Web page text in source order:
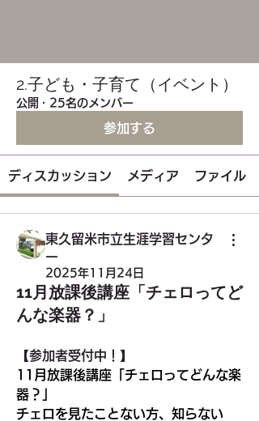
2.子ども・子育て（イベント）
公開 · 25名のメンバー
参加する
ディスカッション メディア ファイル
東久留米市立生涯学習センタ
ー
2025年11月24日
11月放課後講座「チェロってど
んな楽器？」
【参加者受付中！】
11月放課後講座「チェロってどんな楽
器？」
チェロを見たことない方、知らない